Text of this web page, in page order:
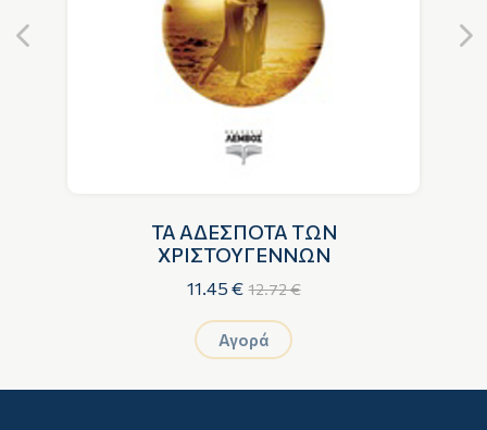
ΤΑ ΑΔΕΣΠΟΤΑ ΤΩΝ
ΧΡΙΣΤΟΥΓΕΝΝΩΝ
11.45 € 12.72 €
Αγορά